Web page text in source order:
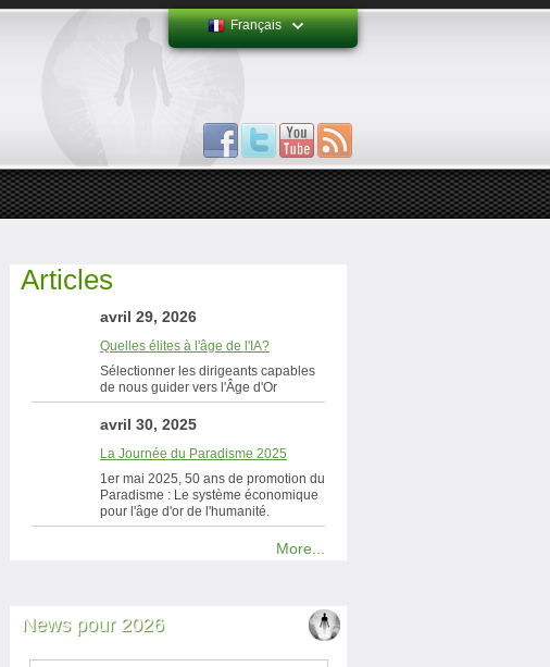
Français
Articles
avril 29, 2026
Quelles élites à l'âge de l'IA?
Sélectionner les dirigeants capables
de nous guider vers l'Âge d'Or
avril 30, 2025
La Journée du Paradisme 2025
1er mai 2025, 50 ans de promotion du
Paradisme : Le système économique
pour l'âge d'or de l'humanité.
More...
News pour 2026